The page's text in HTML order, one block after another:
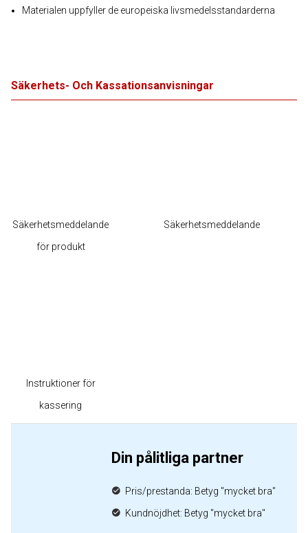
Materialen uppfyller de europeiska livsmedelsstandarderna
Säkerhets- Och Kassationsanvisningar
Säkerhetsmeddelande
för produkt
Säkerhetsmeddelande
Instruktioner för
kassering
Din pålitliga partner
Pris/prestanda: Betyg "mycket bra"
Kundnöjdhet: Betyg "mycket bra"